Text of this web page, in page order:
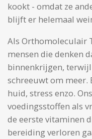
kookt - omdat ze
blijft er helemaal
Als Orthomoleculair
mensen die denken
binnenkrijgen,
schreeuwt om meer.
huid, stress enzo.
voedingsstoffen als
de eerste vitaminen
bereiding verloren